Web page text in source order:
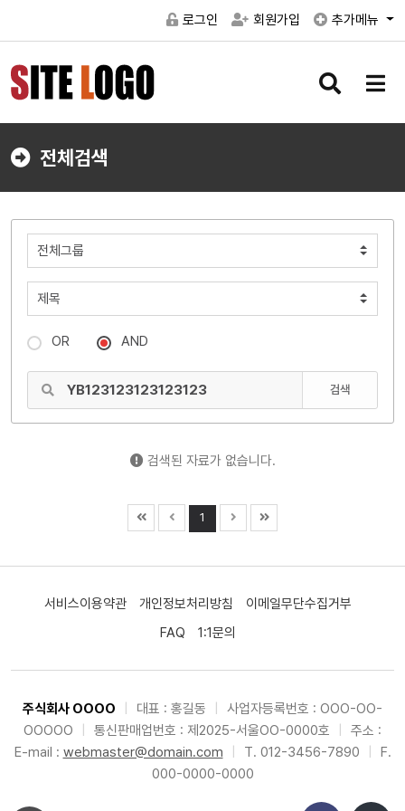
로그인 회원가입 추가메뉴
검
버
메
버
전체검색
OR AND
검색
검색된 자료가 없습니다.
1
서비스이용약관 개인정보처리방침
이메일무단수집거부
FAQ
1:1문의
주식회사 OOOO 대표 : 홍길동
사업자등록번호 : OOO-OO-
OOOOO
통신판매업번호 : 제2025-서울OO-0000호
주소 :
E-mail : webmaster@domain.com T. 012-3456-7890
F.
000-0000-0000